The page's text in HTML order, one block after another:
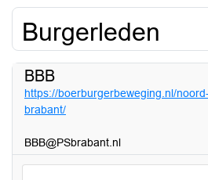
Burgerleden
BBB
https://boerburgerbeweging.nl/
brabant/
BBB@PSbrabant.nl